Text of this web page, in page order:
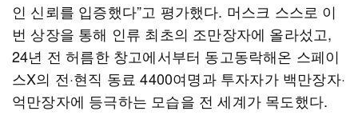
인 신뢰를 입증했다”고 평가했다. 머스크 스스로 이
번 상장을 통해 인류 최초의 조만장자에 올라섰고,
24년 전 허름한 창고에서부터 동고동락해온 스페이
스X의 전·현직 동료 4400여명과 투자자가 백만장자·
억만장자에 등극하는 모습을 전 세계가 목도했다.